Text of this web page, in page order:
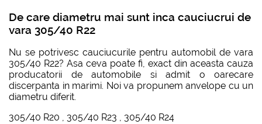
De care diametru mai sunt inca cauciucrui de
vara 305/40 R22
Nu se potrivesc cauciucurile pentru automobil de vara
305/40 R22? Asa ceva poate fi, exact din aceasta cauza
producatorii de automobile si admit o oarecare
discerpanta in marimi. Noi va propunem anvelope cu un
diametru diferit.
305/40 R20 , 305/40 R23 , 305/40 R24